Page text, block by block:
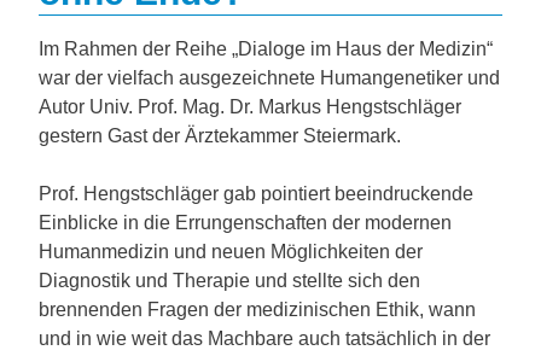
Im Rahmen der Reihe „Dialoge im Haus der Medizin“
war der vielfach ausgezeichnete Humangenetiker und
Autor Univ. Prof. Mag. Dr. Markus Hengstschläger
gestern Gast der Ärztekammer Steiermark.
Prof. Hengstschläger gab pointiert beeindruckende
Einblicke in die Errungenschaften der modernen
Humanmedizin und neuen Möglichkeiten der
Diagnostik und Therapie und stellte sich den
brennenden Fragen der medizinischen Ethik, wann
und in wie weit das Machbare auch tatsächlich in der